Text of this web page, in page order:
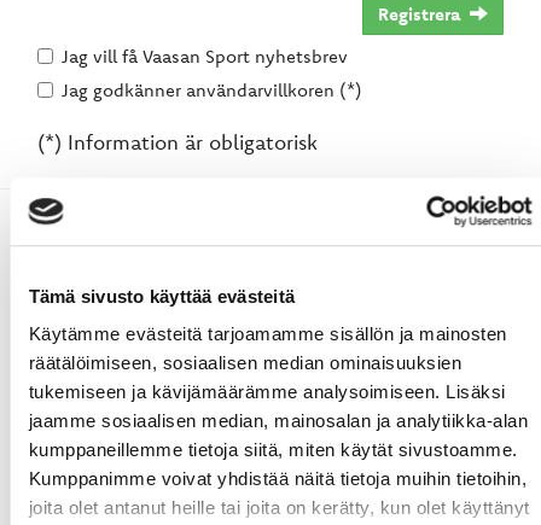
Tämä sivusto käyttää evästeitä
Käytämme evästeitä tarjoamamme sisällön ja mainosten
räätälöimiseen, sosiaalisen median ominaisuuksien
tukemiseen ja kävijämäärämme analysoimiseen. Lisäksi
jaamme sosiaalisen median, mainosalan ja analytiikka-alan
kumppaneillemme tietoja siitä, miten käytät sivustoamme.
Kumppanimme voivat yhdistää näitä tietoja muihin tietoihin,
joita olet antanut heille tai joita on kerätty, kun olet käyttänyt
Registrera
Jag vill få Vaasan Sport nyhetsbrev
Jag godkänner användarvillkoren (*)
(*) Information är obligatorisk